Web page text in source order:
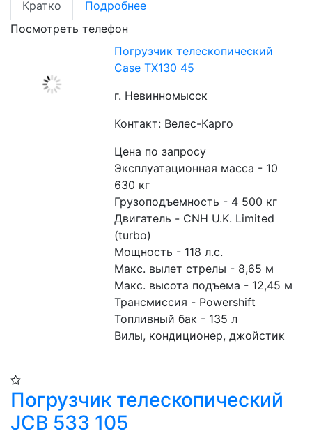
Кратко
Подробнее
Посмотреть телефон
Погрузчик телескопический
Case TX130 45
г. Невинномысск
Контакт: Велес-Карго
Цена по запросу
Эксплуатационная масса - 10
630 кг
Грузоподъемность - 4 500 кг
Двигатель - CNH U.K. Limited
(turbo)
Мощность - 118 л.с.
Макс. вылет стрелы - 8,65 м
Макс. высота подъема - 12,45 м
Трансмиссия - Powershift
Топливный бак - 135 л
Вилы, кондиционер, джойстик
Погрузчик телескопический
JCB 533 105